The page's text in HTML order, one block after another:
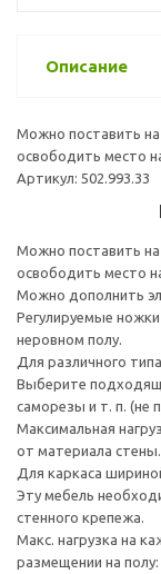
Описание
Можно поставить на
освободить место
Артикул: 502.993.33
Можно поставить на
освободить место
Можно дополнить
Регулируемые
неровном полу.
Для различного
Выберите
саморезы и т. п. (не
Максимальная
от материала стены.
Для каркаса
Эту мебель
стенного крепежа.
Макс. нагрузка на
размещении на полу: